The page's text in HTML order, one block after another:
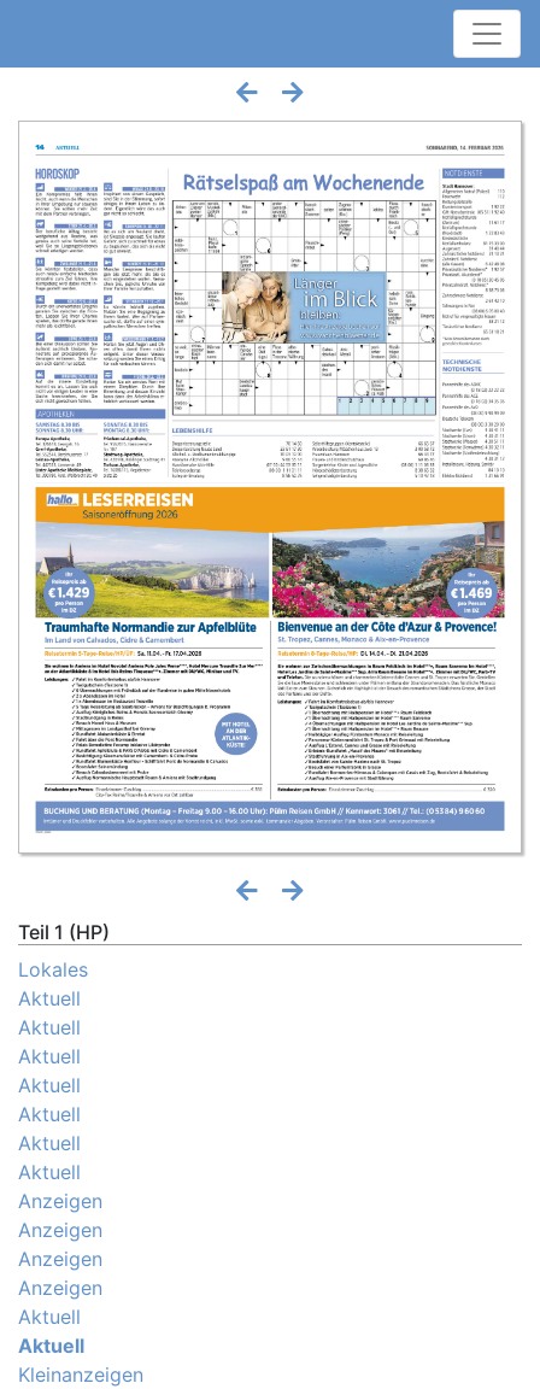
Teil 1 (HP)
Lokales
Aktuell
Aktuell
Aktuell
Aktuell
Aktuell
Aktuell
Aktuell
Anzeigen
Anzeigen
Anzeigen
Anzeigen
Aktuell
Aktuell
Kleinanzeigen